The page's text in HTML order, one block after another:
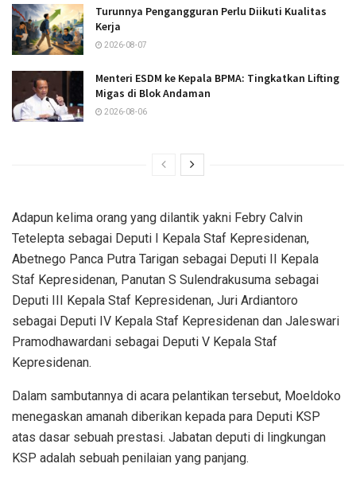
Turunnya Pengangguran Perlu Diikuti Kualitas
Kerja
2026-08-07
Menteri ESDM ke Kepala BPMA: Tingkatkan Lifting
Migas di Blok Andaman
2026-08-06
Adapun kelima orang yang dilantik yakni Febry Calvin
Tetelepta sebagai Deputi I Kepala Staf Kepresidenan,
Abetnego Panca Putra Tarigan sebagai Deputi II Kepala
Staf Kepresidenan, Panutan S Sulendrakusuma sebagai
Deputi III Kepala Staf Kepresidenan, Juri Ardiantoro
sebagai Deputi IV Kepala Staf Kepresidenan dan Jaleswari
Pramodhawardani sebagai Deputi V Kepala Staf
Kepresidenan.
Dalam sambutannya di acara pelantikan tersebut, Moeldoko
menegaskan amanah diberikan kepada para Deputi KSP
atas dasar sebuah prestasi. Jabatan deputi di lingkungan
KSP adalah sebuah penilaian yang panjang.